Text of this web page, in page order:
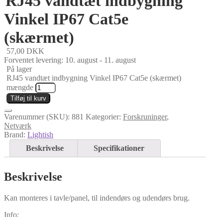
Vinkel IP67 Cat5e
(skærmet)
57,00 DKK
Forventet levering: 10. august - 11. august
På lager
RJ45 vandtæt indbygning Vinkel IP67 Cat5e (skærmet)
mængde
Tilføj til kurv
Varenummer (SKU): 881 Kategorier: Forskruninger,
Netværk
Brand: Lightish
Beskrivelse
Specifikationer
Beskrivelse
Kan monteres i tavle/panel, til indendørs og udendørs brug.
Info: